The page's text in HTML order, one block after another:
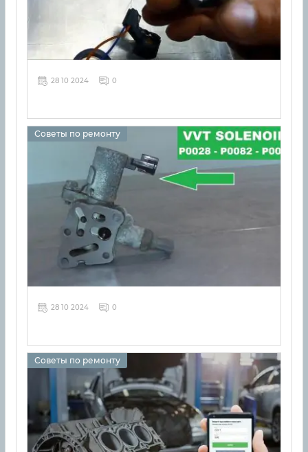
28 10 2024 0
Советы по ремонту
28 10 2024 0
Советы по ремонту